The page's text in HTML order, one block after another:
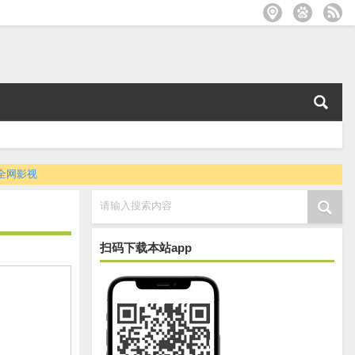
网影视
请输入搜索内容
扫码下载本站app